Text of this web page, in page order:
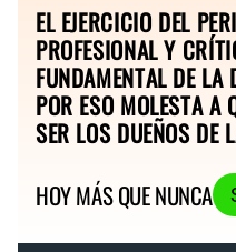
EL EJERCICIO DEL
PROFESIONAL Y
FUNDAMENTAL DE LA
POR ESO MOLESTA A
SER LOS DUEÑOS DE
HOY MÁS QUE NUNCA